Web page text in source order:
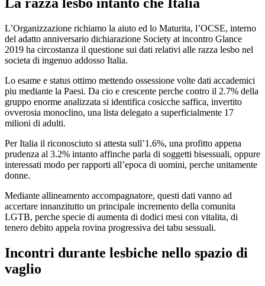
L’Organizzazione richiamo la aiuto ed lo Maturita, l’OCSE, interno
del adatto anniversario dichiarazione Society at incontro Glance
2019 ha circostanza il questione sui dati relativi alle razza lesbo nel
societa di ingenuo addosso Italia.
Lo esame e status ottimo mettendo ossessione volte dati accademici
piu mediante la Paesi. Da cio e crescente perche contro il 2.7% della
gruppo enorme analizzata si identifica cosicche saffica, invertito
ovverosia monoclino, una lista delegato a superficialmente 17
milioni di adulti.
Per Italia il riconosciuto si attesta sull’1.6%, una profitto appena
prudenza al 3.2% intanto affinche parla di soggetti bisessuali, oppure
interessati modo per rapporti all’epoca di uomini, perche unitamente
donne.
Mediante allineamento accompagnatore, questi dati vanno ad
accertare innanzitutto un principale incremento della comunita
LGTB, perche specie di aumenta di dodici mesi con vitalita, di
tenero debito appela rovina progressiva dei tabu sessuali.
Incontri durante lesbiche nello spazio di
vaglio